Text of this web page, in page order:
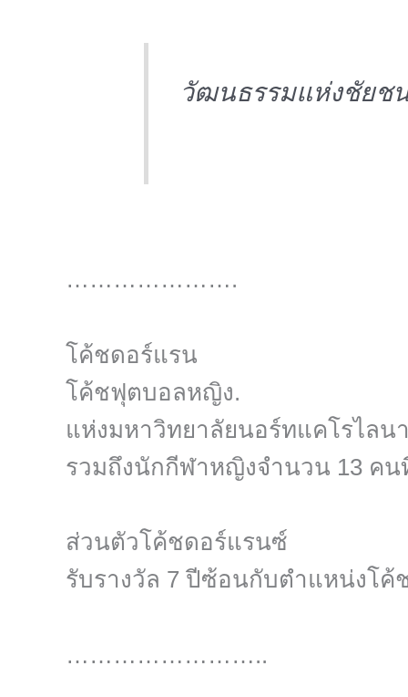
วัฒนธรรมแห่งชัยช
………………….
โค้ชดอร์แรน
โค้ชฟุตบอลหญิง.
แห่งมหาวิทยาลัยนอร์ทแคโรไลน
รวมถึงนักกีฬาหญิงจำนวน 13 คน
ส่วนตัวโค้ชดอร์แรนซ์
รับรางวัล 7 ปีซ้อนกับตำแหน่งโค้
……………………..